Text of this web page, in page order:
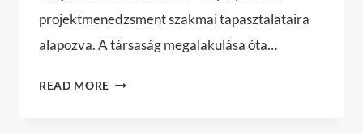
projektmenedzsment szakmai tapasztalataira
alapozva. A társaság megalakulása óta…
READ MORE H2H